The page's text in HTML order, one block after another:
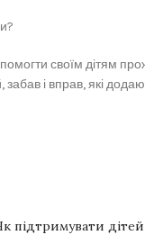
своїм дітям
і вправ, які
підтримувати